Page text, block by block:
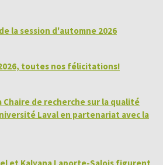
la session d'automne 2026
toutes nos félicitations!
de recherche sur la qualité
Laval en partenariat avec la